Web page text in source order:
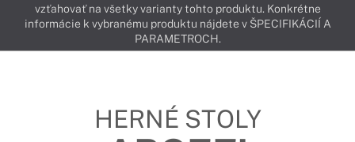
vzťahovať na všetky varianty tohto produktu. Konkrétne
informácie k vybranému produktu nájdete v ŠPECIFIKÁCIÍ A
PARAMETROCH.
HERNÉ STOLY